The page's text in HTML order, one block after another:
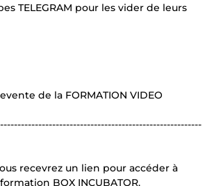
TELEGRAM pour les vider de leurs
de la FORMATION VIDEO
recevrez un lien pour accéder à
BOX INCUBATOR.